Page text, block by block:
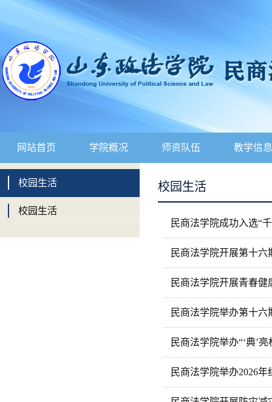
网站首页 学院概况 师资队伍 教学信息
校园生活
校园生活
校园生活
民商法学院成功入选“
民商法学院开展第十六
民商法学院开展青春
民商法学院举办第十六
民商法学院举办“‘典’
民商法学院举办2026